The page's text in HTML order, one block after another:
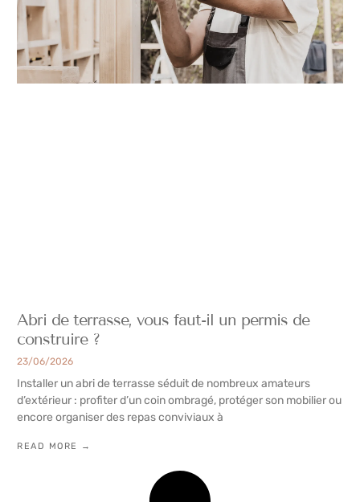
Abri de terrasse, vous faut-il un permis de
construire ?
23/06/2026
Installer un abri de terrasse séduit de nombreux amateurs
d’extérieur : profiter d’un coin ombragé, protéger son mobilier ou
encore organiser des repas conviviaux à
READ MORE →